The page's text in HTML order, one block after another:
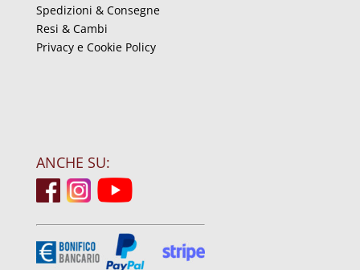
Spedizioni & Consegne
Resi & Cambi
Privacy e Cookie Policy
ANCHE SU: